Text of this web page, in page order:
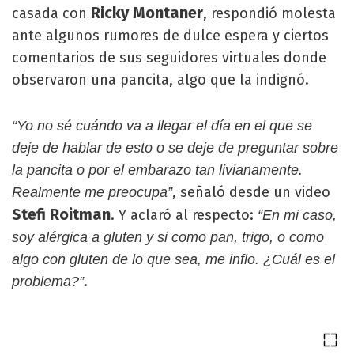
casada con Ricky Montaner, respondió molesta
ante algunos rumores de dulce espera y ciertos
comentarios de sus seguidores virtuales donde
observaron una pancita, algo que la indignó.
“Yo no sé cuándo va a llegar el día en el que se
deje de hablar de esto o se deje de preguntar sobre
la pancita o por el embarazo tan livianamente.
Realmente me preocupa”, señaló desde un video
Stefi Roitman. Y aclaró al respecto: “En mi caso,
soy alérgica a gluten y si como pan, trigo, o como
algo con gluten de lo que sea, me inflo. ¿Cuál es el
problema?”.